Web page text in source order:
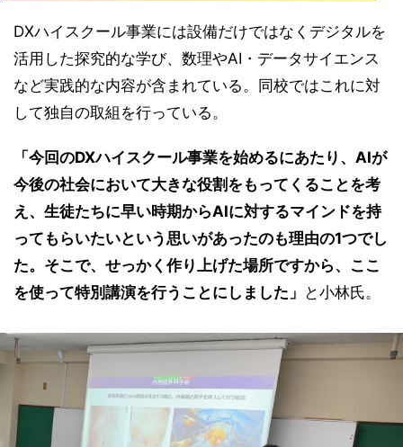
DXハイスクール事業には設備だけではなくデジタルを
活用した探究的な学び、数理やAI・データサイエンス
など実践的な内容が含まれている。同校ではこれに対
して独自の取組を行っている。
「今回のDXハイスクール事業を始めるにあたり、AIが
今後の社会において大きな役割をもってくることを考
え、生徒たちに早い時期からAIに対するマインドを持
ってもらいたいという思いがあったのも理由の1つでし
た。そこで、せっかく作り上げた場所ですから、ここ
を使って特別講演を行うことにしました」 と小林氏。